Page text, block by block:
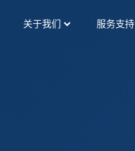
关于我们 服务支持